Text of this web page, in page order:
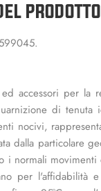
PRODOTTO
accessori per la
di tenuta
nocivi,
dalla particolare
i normali
per l'affidabilità